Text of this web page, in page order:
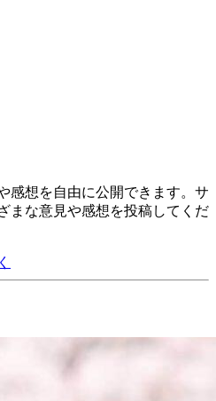
感想を自由に公開できます。サ
まな意見や感想を投稿してくだ